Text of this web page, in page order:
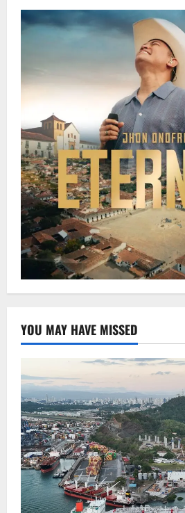
YOU MAY HAVE MISSED